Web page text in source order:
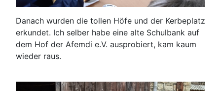
Danach wurden die tollen Höfe und der Kerbeplatz
erkundet. Ich selber habe eine alte Schulbank auf
dem Hof der Afemdi e.V. ausprobiert, kam kaum
wieder raus.